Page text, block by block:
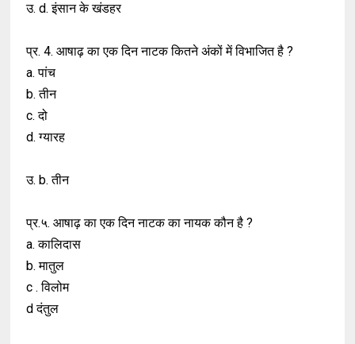
उ. d. इंसान के खंडहर
प्र. 4. आषाढ़ का एक दिन नाटक कितने अंकों में विभाजित है ?
a. पांच
b. तीन
c. दो
d. ग्यारह
उ. b. तीन
प्र.५. आषाढ़ का एक दिन नाटक का नायक कौन है ?
a. कालिदास
b. मातुल
c . विलोम
d दंतुल